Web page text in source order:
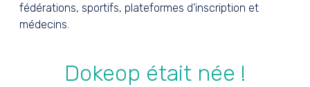
fédérations, sportifs, plateformes d’inscription et
médecins.
Dokeop était née !